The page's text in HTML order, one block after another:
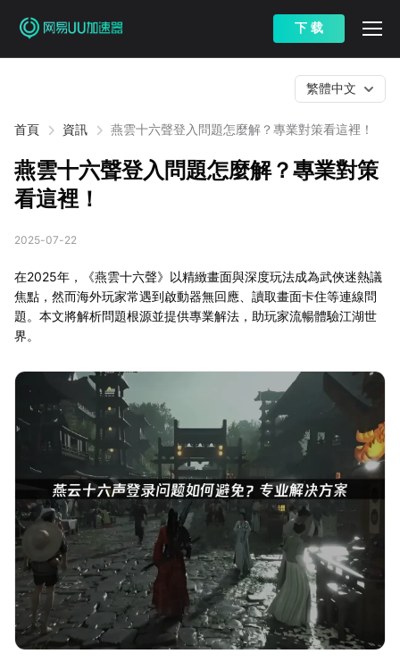
下 载
首頁 資訊 燕雲十六聲登入問題怎麼解？專業對策看這裡！
繁體中文
燕雲十六聲登入問題怎麼解？專業對策
看這裡！
2025-07-22
在2025年，《燕雲十六聲》以精緻畫面與深度玩法成為武俠迷熱議
焦點，然而海外玩家常遇到啟動器無回應、讀取畫面卡住等連線問
題。本文將解析問題根源並提供專業解法，助玩家流暢體驗江湖世
界。